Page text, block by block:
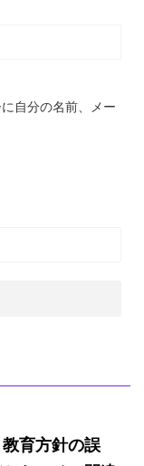
自分の名前、メー
育方針の誤